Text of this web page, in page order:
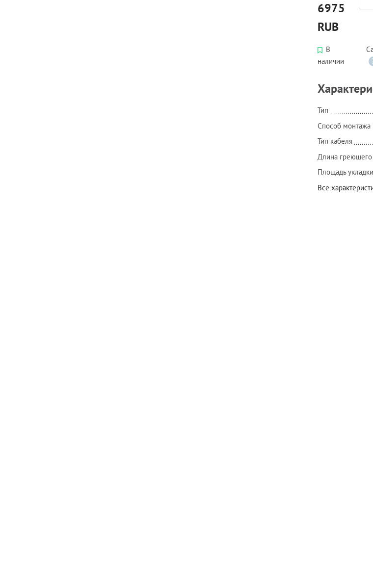
6975
RUB
В
наличии
Тип
Способ монтажа
Тип кабеля
Длина греющего
Площадь
Все